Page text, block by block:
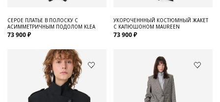
СЕРОЕ ПЛАТЬЕ В ПОЛОСКУ С
АСИММЕТРИЧНЫМ ПОДОЛОМ KLEA
73 900 ₽
УКОРОЧЕНННЫЙ КОСТЮМНЫЙ ЖАКЕТ
С КАПЮШОНОМ MAUREEN
73 900 ₽